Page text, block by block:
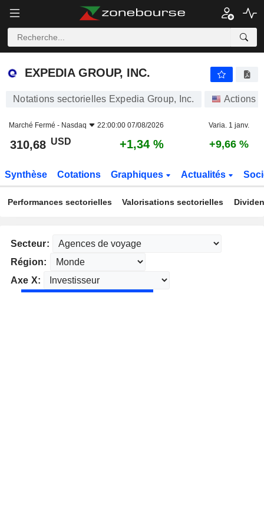
EXPEDIA GROUP, INC.
EXPEDIA GROUP, INC.
Notations sectorielles Expedia Group, Inc. Actions
Marché Fermé - Nasdaq 22:00:00 07/08/2026 Varia. 1 janv.
310,68 USD +1,34 % +9,66 %
Synthèse Cotations Graphiques Actualités
Performances sectorielles Valorisations sectorielles
Secteur:
Région:
Axe X: